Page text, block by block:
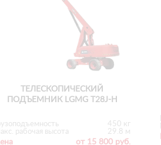
ТЕЛЕСКОПИЧЕСКИЙ
ПОДЪЕМНИК LGMG T28J-H
450 кг
рабочая высота
29.8 м
от 15 800 руб.